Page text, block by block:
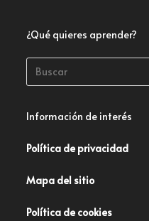
¿Qué quieres aprender?
Información de interés
Política de privacidad
Mapa del sitio
Política de cookies